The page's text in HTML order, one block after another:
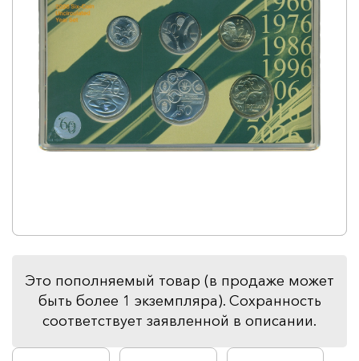
Это пополняемый товар (в продаже может
быть более 1 экземпляра). Сохранность
соответствует заявленной в описании.